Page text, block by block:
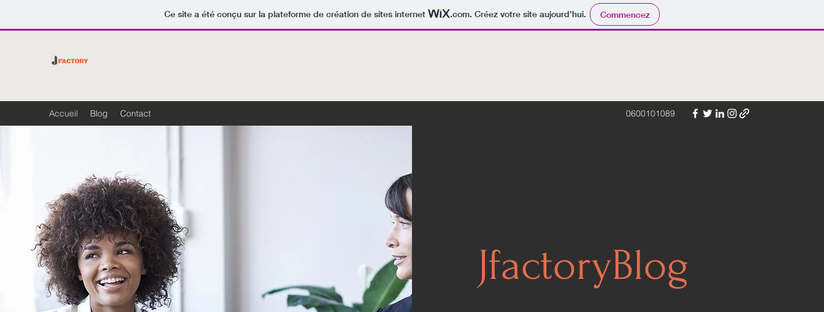
Ce site a été conçu sur la plateforme de création de sites internet .com. Créez votre site aujourd'hui. Commencez
Accueil Blog Contact 0600101089
JfactoryBlog